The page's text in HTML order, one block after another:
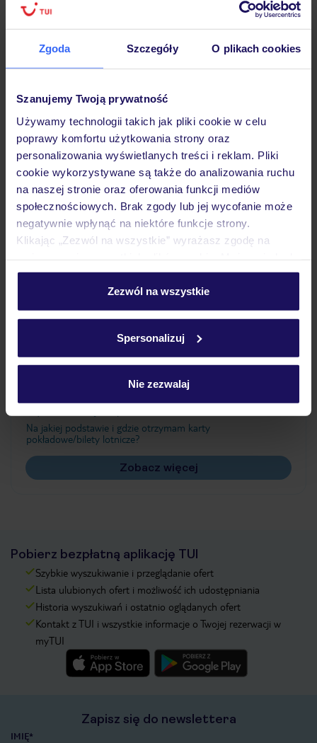
Zgoda Szczegóły O plikach cookies
Szanujemy Twoją prywatność
Używamy technologii takich jak pliki cookie w celu
poprawy komfortu użytkowania strony oraz
personalizowania wyświetlanych treści i reklam. Pliki
cookie wykorzystywane są także do analizowania ruchu
na naszej stronie oraz oferowania funkcji mediów
społecznościowych. Brak zgody lub jej wycofanie może
negatywnie wpłynąć na niektóre funkcje strony.
Klikając „Zezwól na wszystkie” wyrażasz zgodę na
personalizować swój wybór wchodząc w zakładkę
Szczegółowe informacje o plikach cookie znajdziesz
Zezwól na wszystkie
Spersonalizuj
Nie zezwalaj
Hotel
Opinie
Pokoje
Wyżywienie
Ważne informacje
Jak zmienić uczestników/osobę zgłaszającą?
Na jakiej podstawie i gdzie otrzymam karty
pokładowe/bilety lotnicze?
Zobacz więcej
Pobierz bezpłatną aplikację TUI
Szybkie wyszukiwanie i przeglądanie ofert
Lista ulubionych ofert i możliwość ich udostępniania
Historia wyszukiwań i ostatnio oglądanych ofert
Kontakt z TUI i wszystkie informacje o Twojej rezerwacji w
myTUI
Zapisz się do newslettera
IMIĘ*